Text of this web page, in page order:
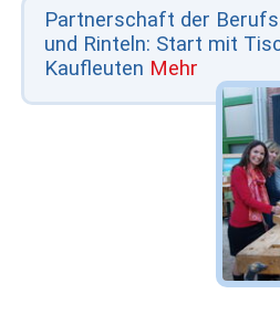
Partnerschaft der
und Rinteln: Start mit
Kaufleuten Mehr